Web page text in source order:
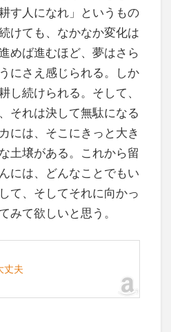
す人になれ」というもの
けても、なかなか変化は
めば進むほど、夢はさら
にさえ感じられる。しか
し続けられる。そして、
それは決して無駄になる
には、そこにきっと大き
土壌がある。これから留
には、どんなことでもい
て、そしてそれに向かっ
みて欲しいと思う。
丈夫